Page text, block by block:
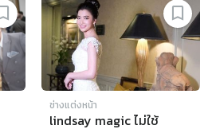
ช่างแต่งหน้า
lindsay magic ไม่ใช้